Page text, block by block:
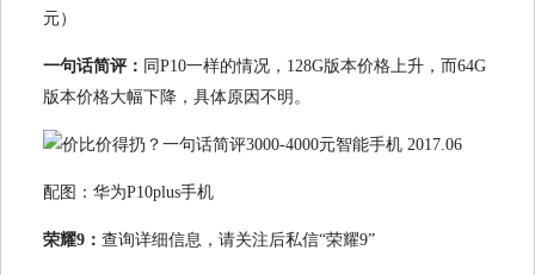
元）
一句话简评： 同P10一样的情况，128G版本价格上升，而64G
版本价格大幅下降，具体原因不明。
配图：华为P10plus手机
荣耀9： 查询详细信息，请关注后私信“荣耀9”